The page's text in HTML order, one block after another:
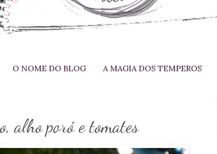
O NOME DO BLOG A MAGIA DOS TEMPEROS
alho poró e tomates